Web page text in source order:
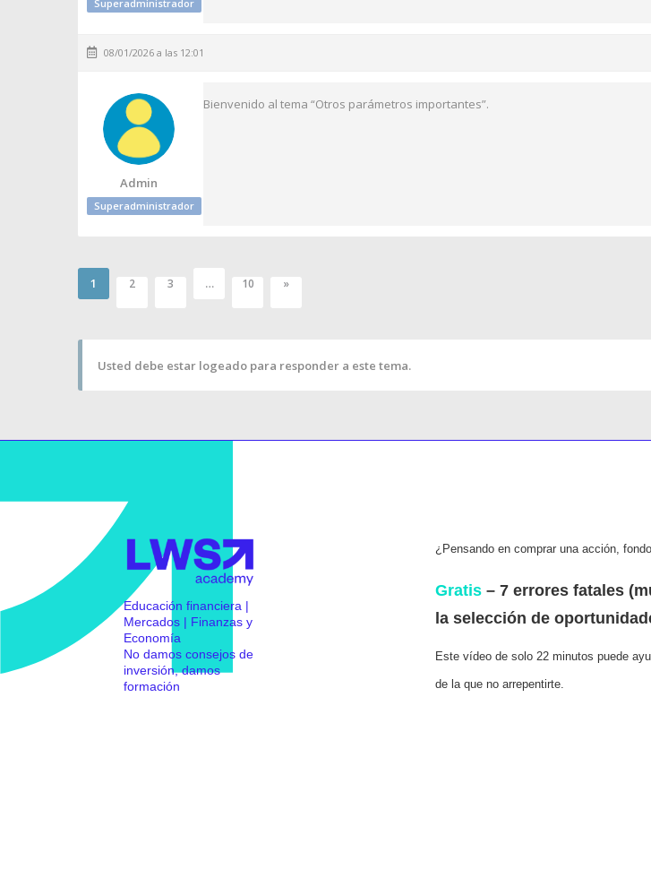
Superadministrador
08/01/2026 a las 12:01
Admin
Superadministrador
Bienvenido al tema “Otros parámetros importantes”.
1 2 3 … 10 »
Usted debe estar logeado para responder a este tema.
Educación financiera |
Mercados | Finanzas y
Economía
No damos consejos de
inversión, damos
formación
¿Pensando en comprar una acción,
Gratis– 7 errores fatales
la selección de
Este vídeo de solo 22 minutos puede
de la que no arrepentirte.